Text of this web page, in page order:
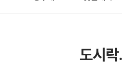
도시